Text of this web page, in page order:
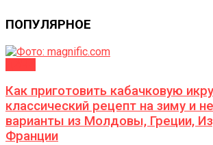
ПОПУЛЯРНОЕ
Как приготовить кабачковую
классический рецепт на зиму и
варианты из Молдовы, Греции,
Франции